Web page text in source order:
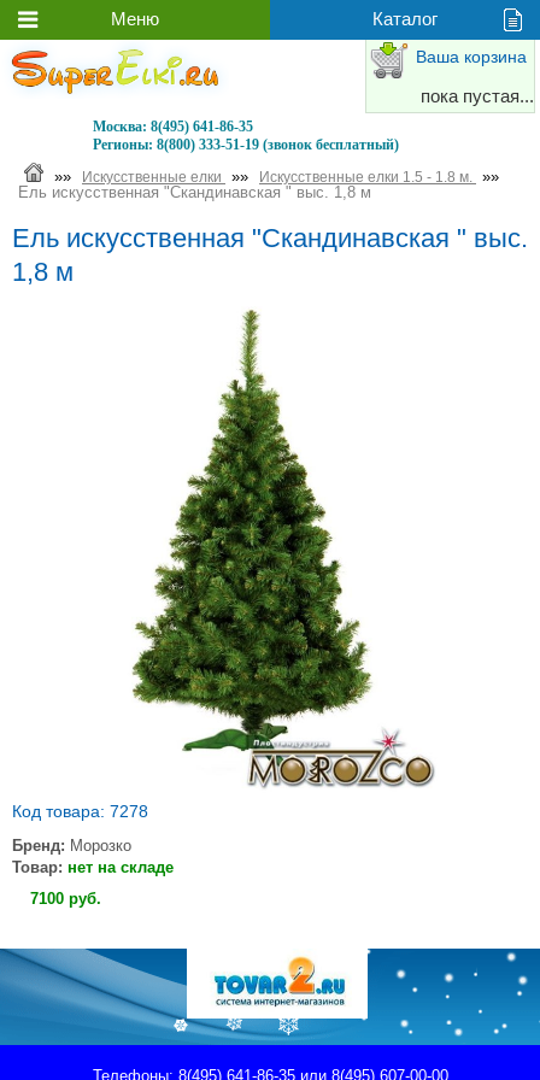
Москва: 8(495) 641-86-35
Регионы: 8(800) 333-51-19 (звонок бесплатный)
Ваша корзина
пока пустая...
»» Искусственные елки »» Искусственные елки 1.5 - 1.8 м. »»
Ель искусственная "Скандинавская " выс. 1,8 м
Ель искусственная "Скандинавская " выс.
1,8 м
Код товара: 7278
Бренд: Морозко
Товар: нет на складе
7100 руб.
Телефоны: 8(495) 641-86-35 или 8(495) 607-00-00